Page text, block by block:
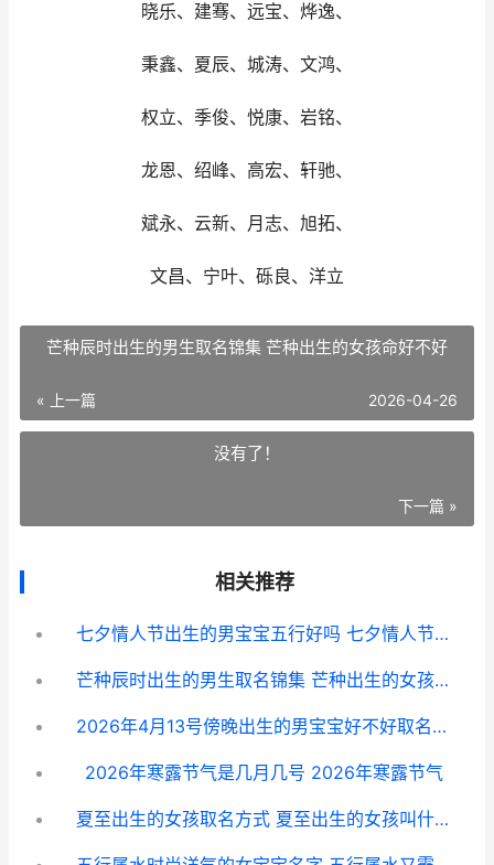
晓乐、建骞、远宝、烨逸、
秉鑫、夏辰、城涛、文鸿、
权立、季俊、悦康、岩铭、
龙恩、绍峰、高宏、轩驰、
斌永、云新、月志、旭拓、
文昌、宁叶、砾良、洋立
芒种辰时出生的男生取名锦集 芒种出生的女孩命好不好
« 上一篇 2026-04-26
没有了！
下一篇 »
相关推荐
七夕情人节出生的男宝宝五行好吗 七夕情人节出生的男孩名字
芒种辰时出生的男生取名锦集 芒种出生的女孩命好不好
2026年4月13号傍晚出生的男宝宝好不好取名字 2026年4月13日到今天一共多少天
2026年寒露节气是几月几号 2026年寒露节气
夏至出生的女孩取名方式 夏至出生的女孩叫什么名字好